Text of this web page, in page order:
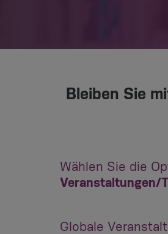
Bleiben Sie
Wählen Sie die
Veranstaltungen/
Globale